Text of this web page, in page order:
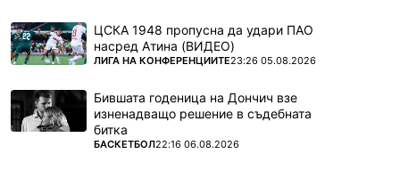
ЦСКА 1948 пропусна да удари ПАО
насред Атина (ВИДЕО)
ПОВЕЧЕ ОТ
ЛИГА НА КОНФЕРЕНЦИИТЕ23:26 05.08.2026
Бившата годеница на Дончич взе
изненадващо решение в съдебната
битка
ПОВЕЧЕ ОТ
БАСКЕТБОЛ22:16 06.08.2026